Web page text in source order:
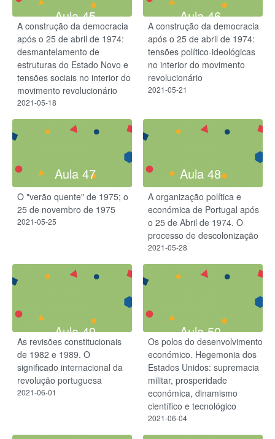
Aula 45
A construção da democracia
após o 25 de abril de 1974:
desmantelamento de
estruturas do Estado Novo e
tensões sociais no interior do
movimento revolucionário
2021-05-18
Aula 46
A construção da democracia
após o 25 de abril de 1974:
tensões político-ideológicas
no interior do movimento
revolucionário
2021-05-21
Aula 47
O "verão quente" de 1975; o
25 de novembro de 1975
2021-05-25
Aula 48
A organização política e
económica de Portugal após
o 25 de Abril de 1974. O
processo de descolonização
2021-05-28
Aula 49
As revisões constitucionais
de 1982 e 1989. O
significado internacional da
revolução portuguesa
2021-06-01
Aula 50
Os polos do desenvolvimento
económico. Hegemonia dos
Estados Unidos: supremacia
militar, prosperidade
económica, dinamismo
científico e tecnológico
2021-06-04